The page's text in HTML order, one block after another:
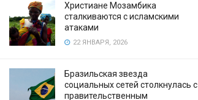
Христиане Мозамбика
сталкиваются с исламскими
атаками
22 ЯНВАРЯ, 2026
Бразильская звезда
социальных сетей столкнулась с
правительственным